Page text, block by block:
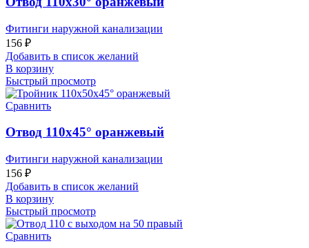
Фитинги наружной канализации
156 ₽
Добавить в список желаний
В корзину
Быстрый просмотр
Сравнить
Отвод 110х45° оранжевый
Фитинги наружной канализации
156 ₽
Добавить в список желаний
В корзину
Быстрый просмотр
Сравнить